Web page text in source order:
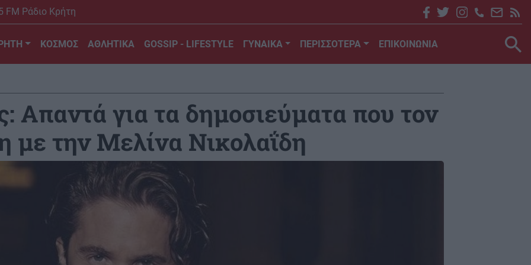
FM Ράδιο Κρήτη
ΚΟΣΜΟΣ ΑΘΛΗΤΙΚΑ GOSSIP - LIFESTYLE ΓΥΝΑΙΚΑ ΠΕΡΙΣΣΟΤΕΡΑ ΕΠΙΚΟΙΝΩΝΙΑ
Απαντά για τα δημοσιεύματα που τον
με την Μελίνα Νικολαΐδη